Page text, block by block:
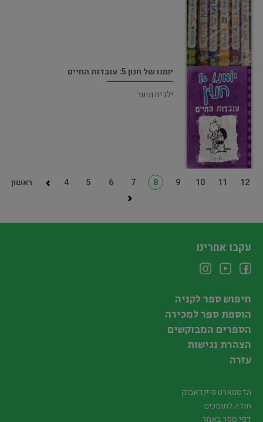
יומנו של חנון 5: עובדות החיים
ילדים ונוער
ראשון 4 5 6 7 8 9 10 11 12
עקבו אחרינו
חיפוש ספר לקניה
הוספת ספר למכירה
הספרים המבוקשים
הצהרת נגישות
עזרה
הדסטארט פיינדאבוק
תודה לתומכים
דפי ספר באתר